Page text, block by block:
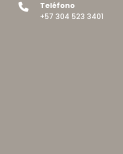
Teléfono
+57 304 523 3401